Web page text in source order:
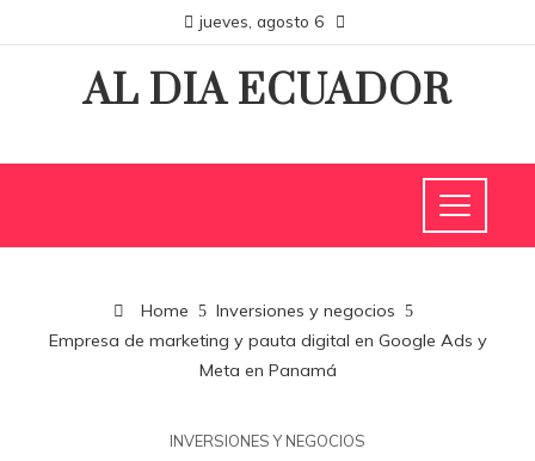
jueves, agosto 6
AL DIA ECUADOR
Home
Inversiones y negocios
Empresa de marketing y pauta digital en Google Ads y
Meta en Panamá
INVERSIONES Y NEGOCIOS